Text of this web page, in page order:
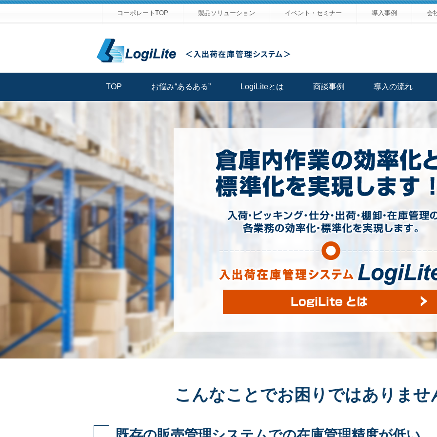
コーポレートTOP 製品ソリューション イベント・セミナー 導入事例 会
TOP お悩み“あるある” LogiLiteとは 商談事例 導入の流れ
こんなことでお困りではありませ